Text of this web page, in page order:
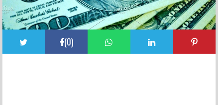
(0)